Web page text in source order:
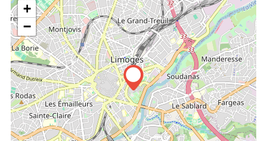
+
−